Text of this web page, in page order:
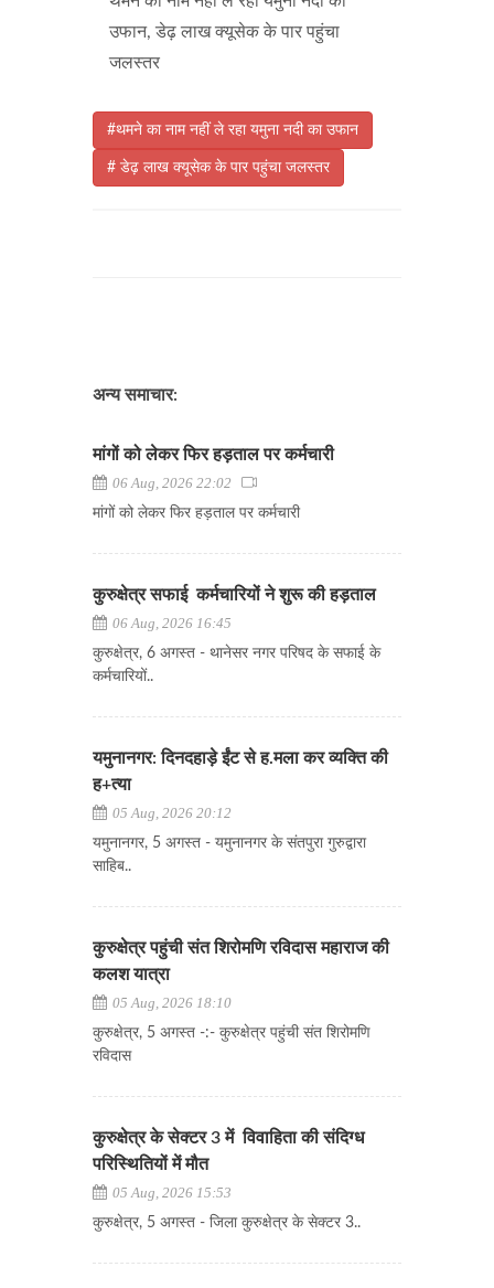
उफान, डेढ़ लाख क्यूसेक के पार पहुंचा
जलस्तर
#थमने का नाम नहीं ले रहा यमुना नदी का उफान
# डेढ़ लाख क्यूसेक के पार पहुंचा जलस्तर
अन्य समाचार:
मांगों को लेकर फिर हड़ताल पर कर्मचारी
06 Aug, 2026 22:02
मांगों को लेकर फिर हड़ताल पर कर्मचारी
कुरुक्षेत्र सफाई कर्मचारियों ने शुरू की हड़ताल
06 Aug, 2026 16:45
कुरुक्षेत्र, 6 अगस्त - थानेसर नगर परिषद के सफाई के
कर्मचारियों..
यमुनानगर: दिनदहाड़े ईंट से ह.मला कर व्यक्ति की
ह+त्या
05 Aug, 2026 20:12
यमुनानगर, 5 अगस्त - यमुनानगर के संतपुरा गुरुद्वारा
साहिब..
कुरुक्षेत्र पहुंची संत शिरोमणि रविदास महाराज की
कलश यात्रा
05 Aug, 2026 18:10
कुरुक्षेत्र, 5 अगस्त -:- कुरुक्षेत्र पहुंची संत शिरोमणि
रविदास
कुरुक्षेत्र के सेक्टर 3 में विवाहिता की संदिग्ध
परिस्थितियों में मौत
05 Aug, 2026 15:53
कुरुक्षेत्र, 5 अगस्त - जिला कुरुक्षेत्र के सेक्टर 3..